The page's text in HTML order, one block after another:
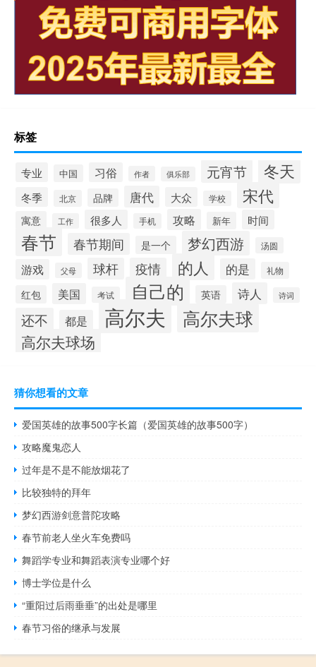
标签
专业 中国 习俗 作者 俱乐部 元宵节 冬天
冬季 北京 品牌 唐代 大众 学校 宋代
寓意 工作 很多人 手机 攻略 新年 时间
春节 春节期间 是一个 梦幻西游 汤圆
游戏 父母 球杆 疫情 的人 的是 礼物
红包 美国 考试 自己的 英语 诗人 诗词
还不 都是 高尔夫 高尔夫球
高尔夫球场
猜你想看的文章
爱国英雄的故事500字长篇（爱国英雄的故事500字）
攻略魔鬼恋人
过年是不是不能放烟花了
比较独特的拜年
梦幻西游剑意普陀攻略
春节前老人坐火车免费吗
舞蹈学专业和舞蹈表演专业哪个好
博士学位是什么
“重阳过后雨垂垂”的出处是哪里
春节习俗的继承与发展